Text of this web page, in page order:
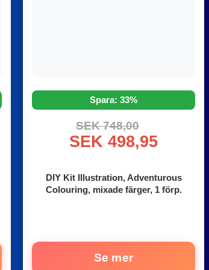
Spara: 33%
SEK 748,00
SEK 498,95
DIY Kit Illustration, Adventurous
Colouring, mixade färger, 1 förp.
Se mer